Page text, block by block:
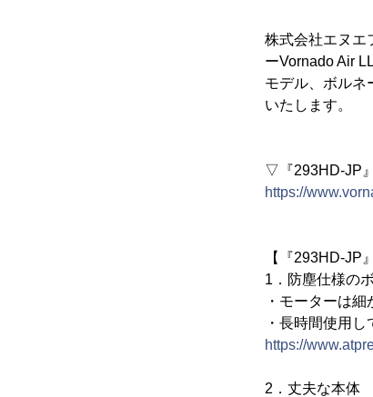
株式会社エヌエ
ーVornado Air
モデル、ボルネ
いたします。
▽『293HD-JP』
https://
【『293HD-JP
1．防塵仕様の
・モーターは
・長時間使用
https://
2．丈夫な本体